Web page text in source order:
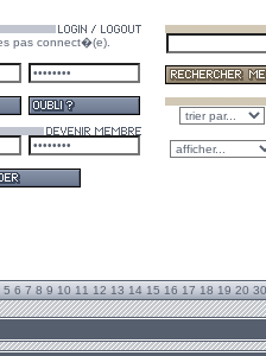
pas connect�(e).
5 6 7 8 9 10 11 12 13 14 15 16 17 18 19 20 30